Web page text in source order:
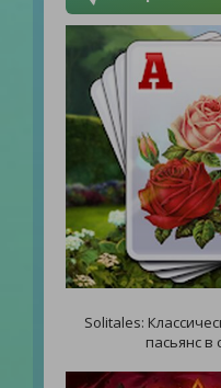
Solitales:
пасьянс в